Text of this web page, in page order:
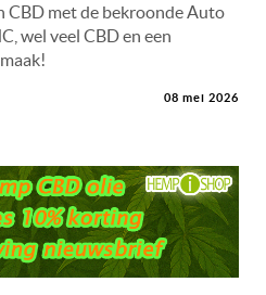
CBD met de bekroonde Auto
wel veel CBD en een
08 mei 2026